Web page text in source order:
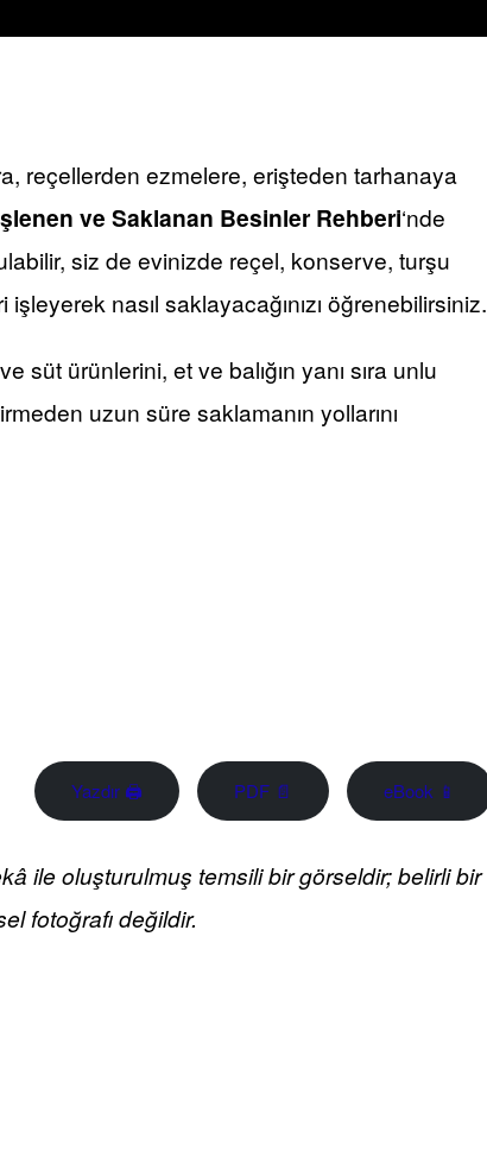
reçellerden ezmelere, erişteden tarhanaya
ve Saklanan Besinler Rehberi‘nde
siz de evinizde reçel, konserve, turşu
nasıl saklayacağınızı öğrenebilirsiniz.
süt ürünlerini, et ve balığın yanı sıra unlu
uzun süre saklamanın yollarını
Yazdır 🖨 PDF 📄 eBook 📱
ile oluşturulmuş temsili bir görseldir; belirli bir
fotoğrafı değildir.